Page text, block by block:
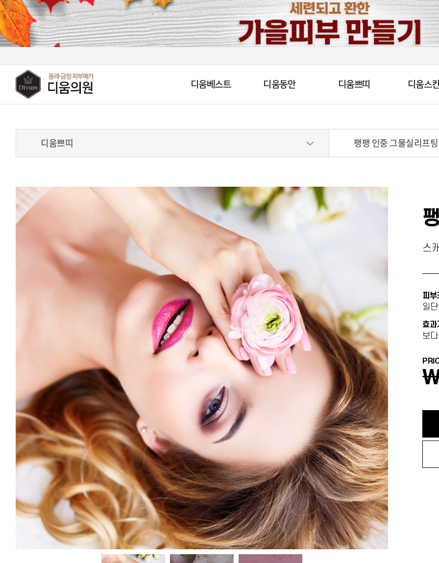
디움베스트 디움동안 디움쁘띠 디움스킨
디움쁘띠 팽팽 인중 그물실리프팅
스
피부
일
효과
보